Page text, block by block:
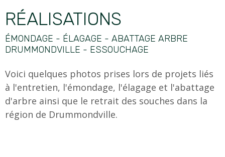
RÉALISATIONS
ÉMONDAGE - ÉLAGAGE - ABATTAGE ARBRE
DRUMMONDVILLE - ESSOUCHAGE
Voici quelques photos prises lors de projets liés
à l'entretien, l'émondage, l'élagage et l'abattage
d'arbre ainsi que le retrait des souches dans la
région de Drummondville.